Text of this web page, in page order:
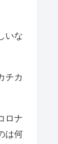
いな
チカ
ロナ
は何